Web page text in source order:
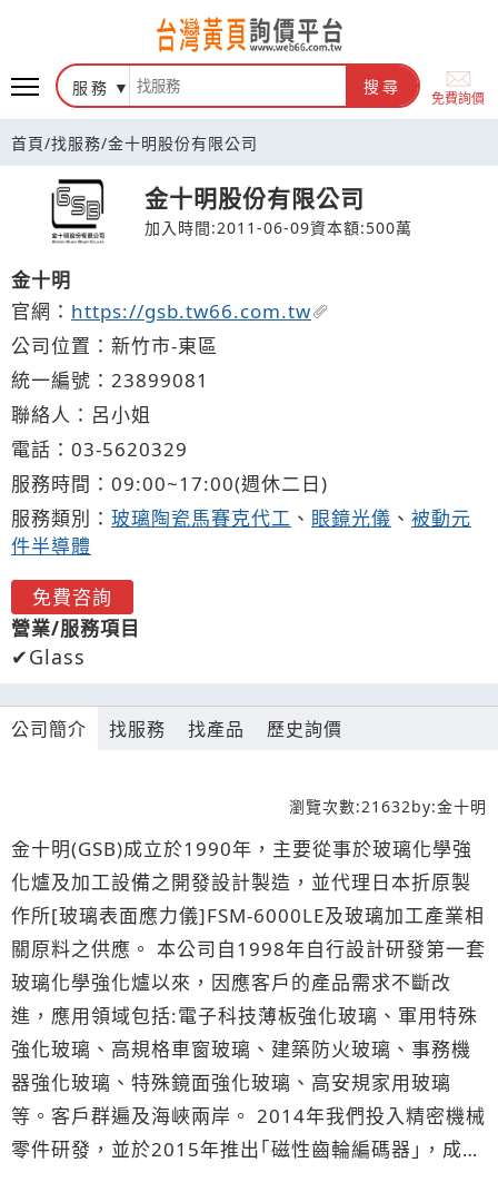
台灣黃頁詢價平台
服務 搜尋
免費詢價
首頁/找服務/金十明股份有限公司
金十明股份有限公司
加入時間:2011-06-09資本額:500萬
金十明
官網： https://gsb.tw66.com.tw
公司位置：新竹市-東區
統一編號：23899081
聯絡人：呂小姐
電話： 03-5620329
服務時間：09:00~17:00(週休二日)
服務類別： 玻璃陶瓷馬賽克代工 、 眼鏡光儀 、 被動元
件半導體
免費咨詢
營業/服務項目
Glass
公司簡介 找服務 找產品 歷史詢價
瀏覽次數:21632by:金十明
金十明(GSB)成立於1990年，主要從事於玻璃化學強
化爐及加工設備之開發設計製造，並代理日本折原製
作所[玻璃表面應力儀]FSM-6000LE及玻璃加工產業相
關原料之供應。 本公司自1998年自行設計研發第一套
玻璃化學強化爐以來，因應客戶的產品需求不斷改
進，應用領域包括:電子科技薄板強化玻璃、軍用特殊
強化玻璃、高規格車窗玻璃、建築防火玻璃、事務機
器強化玻璃、特殊鏡面強化玻璃、高安規家用玻璃
等。客戶群遍及海峽兩岸。 2014年我們投入精密機械
零件研發，並於2015年推出｢磁性齒輪編碼器｣，成為